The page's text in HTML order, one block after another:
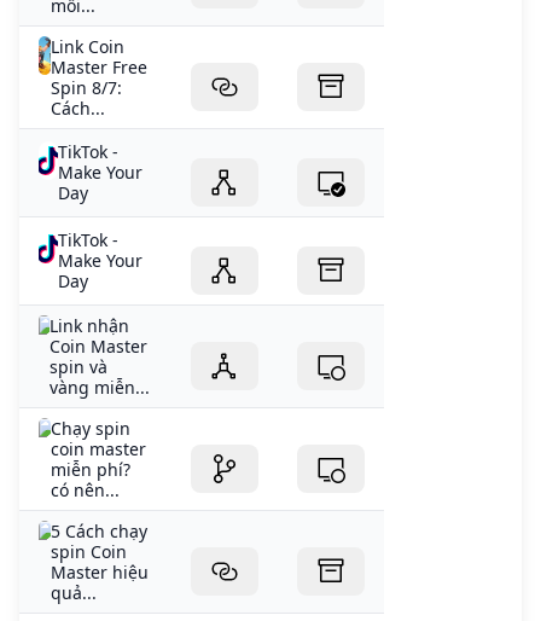
mỗi...
Link Coin
Master Free
Spin 8/7:
Cách...
TikTok -
Make Your
Day
TikTok -
Make Your
Day
Link nhận
Coin Master
spin và
vàng miễn...
Chạy spin
coin master
miễn phí?
có nên...
5 Cách chạy
spin Coin
Master hiệu
quả...